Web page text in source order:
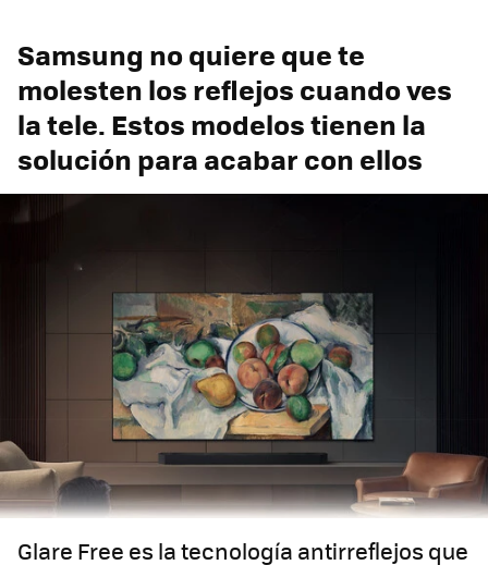
Samsung no quiere que te
molesten los reflejos cuando ves
la tele. Estos modelos tienen la
solución para acabar con ellos
Glare Free es la tecnología antirreflejos que